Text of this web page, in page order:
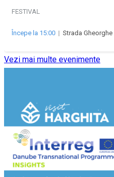
FESTIVAL
Începe la 15:00 | Strada
Vezi mai multe evenimente